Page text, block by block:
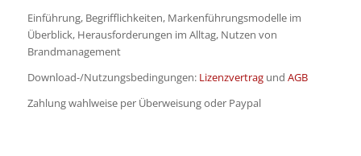
Einführung, Begrifflichkeiten, Markenführungsmodelle im
Überblick, Herausforderungen im Alltag, Nutzen von
Brandmanagement
Download-/Nutzungsbedingungen: Lizenzvertragund AGB
Zahlung wahlweise per Überweisung oder Paypal